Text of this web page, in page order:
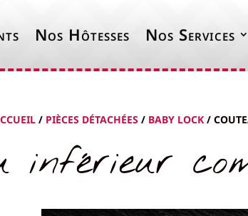
Nos Hôtesses Nos Services
/ PIÈCES DÉTACHÉES / BABY LOCK /
inférieur